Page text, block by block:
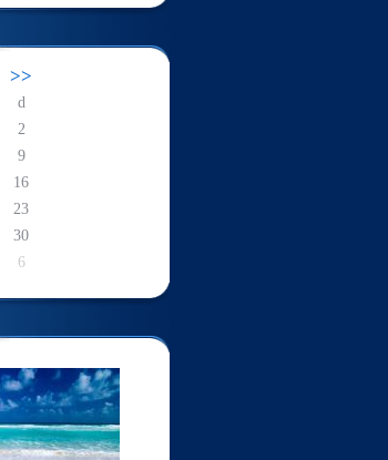
>>
d
2
9
16
23
30
6